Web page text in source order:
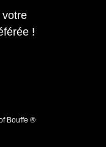
!
Bouffe ®